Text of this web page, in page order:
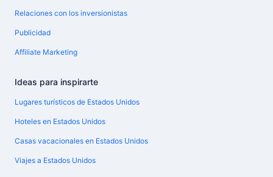
Relaciones con los inversionistas
Publicidad
Affiliate Marketing
Ideas para inspirarte
Lugares turísticos de Estados Unidos
Hoteles en Estados Unidos
Casas vacacionales en Estados Unidos
Viajes a Estados Unidos